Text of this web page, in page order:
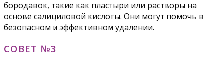
бородавок, такие как пластыри или растворы на
основе салициловой кислоты. Они могут помочь в
безопасном и эффективном удалении.
СОВЕТ №3